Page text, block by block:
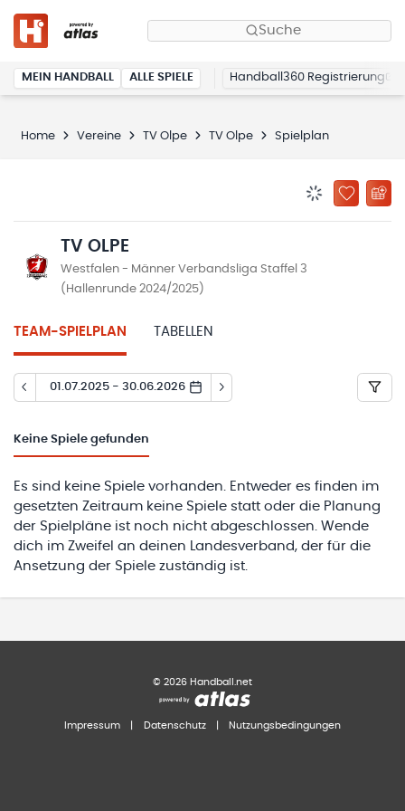
Suche
MEIN HANDBALL ALLE SPIELE Handball360 Registrierung
Home Vereine TV Olpe TV Olpe Spielplan
ZU
TV OLPE
Westfalen - Männer Verbandsliga Staffel 3
(Hallenrunde 2024/2025)
TEAM-SPIELPLAN TABELLEN
01.07.2025 - 30.06.2026
Keine Spiele gefunden
Es sind keine Spiele vorhanden. Entweder es finden im
gesetzten Zeitraum keine Spiele statt oder die Planung
der Spielpläne ist noch nicht abgeschlossen. Wende
dich im Zweifel an deinen Landesverband, der für die
Ansetzung der Spiele zuständig ist.
© 2026 Handball.net
Impressum Datenschutz Nutzungsbedingungen